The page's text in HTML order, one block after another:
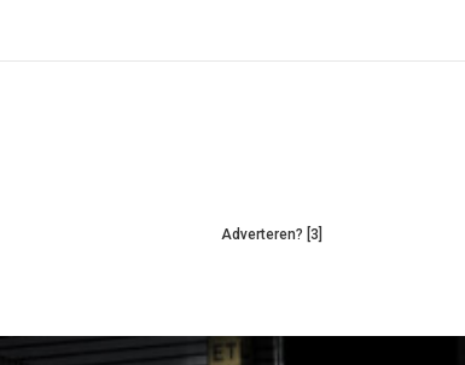
Adverteren? [3]